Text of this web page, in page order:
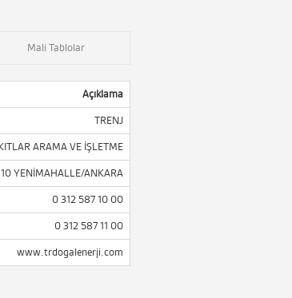
Mali Tablolar
Açıklama
TRENJ
ARAMA VE İŞLETME
YENİMAHALLE/ANKARA
0 312 587 10 00
0 312 587 11 00
www.trdogalenerji.com